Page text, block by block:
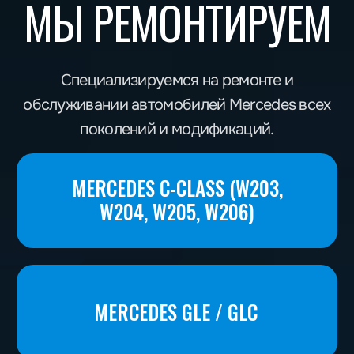
Ростове-на-Дону
Если вы ищете надёжный сервис для своего
Mercedes в Ростове-на-Дону — не тратьте время
зря. Позвоните нам или оставьте заявку на
сайте — и наши специалисты быстро
диагностируют и устранят любую
цены — вот что делает BMM Сервис лучшим
выбором для владельцев Mercedes в Ростове-
AIRMATIC
Техническое обслуживание по
регламенту производителя
Записаться
ОТЗЫВЫ